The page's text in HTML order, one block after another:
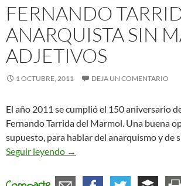
FERNANDO
ANARQUISTA SIN
ADJETIVOS
1 OCTUBRE, 2011 DEJA UN COMENTARIO
El año 2011 se cumplió el 150 aniversario
Fernando Tarrida del Marmol. Una buena
supuesto, para hablar del anarquismo y de
Seguir leyendo Fernando Tarrida,
→